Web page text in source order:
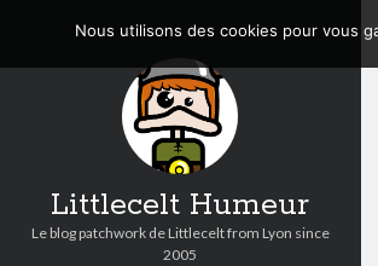
Littlecelt Humeur
Le blog patchwork de Littlecelt from Lyon since
2005
Nous utilisons des cookies pour vous